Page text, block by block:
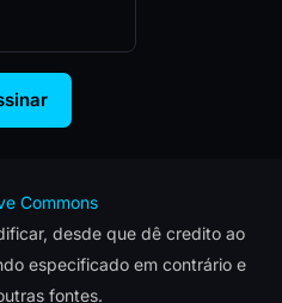
Commons
desde que dê credito ao
especificado em contrário e
fontes.